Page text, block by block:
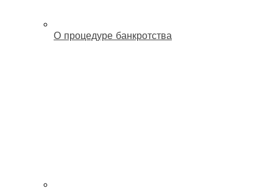
О процедуре банкротства